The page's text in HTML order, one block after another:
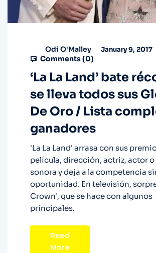
Odi O'Malley January 9, 2017
Comments (0)
‘La La Land’ bate
se lleva todos sus
De Oro / Lista
ganadores
'La La Land' arrasa con sus
película, dirección, actriz, actor o
sonora y deja a la competencia
oportunidad. En televisión,
Crown', que se hace con algunos
principales.
Read
More